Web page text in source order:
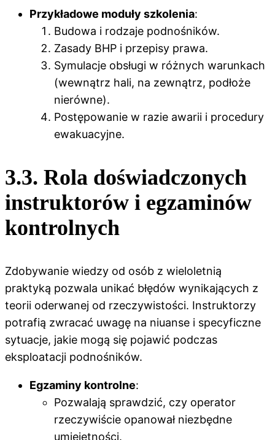
Przykładowe moduły szkolenia:
Budowa i rodzaje podnośników.
Zasady BHP i przepisy prawa.
Symulacje obsługi w różnych warunkach
(wewnątrz hali, na zewnątrz, podłoże
nierówne).
Postępowanie w razie awarii i procedury
ewakuacyjne.
3.3. Rola doświadczonych
instruktorów i egzaminów
kontrolnych
Zdobywanie wiedzy od osób z wieloletnią
praktyką pozwala unikać błędów wynikających z
teorii oderwanej od rzeczywistości. Instruktorzy
potrafią zwracać uwagę na niuanse i specyficzne
sytuacje, jakie mogą się pojawić podczas
eksploatacji podnośników.
Egzaminy kontrolne:
Pozwalają sprawdzić, czy operator
rzeczywiście opanował niezbędne
umiejętności.